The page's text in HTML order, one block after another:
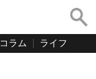
コラム ライフ